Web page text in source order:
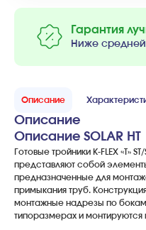
Гарантия
Ниже
Описание
Описание
Описание SOLAR HT
Готовые тройники K-FLEX «Т»
представляют собой
предназначенные для
примыкания труб.
монтажные надрезы по
типоразмерах и